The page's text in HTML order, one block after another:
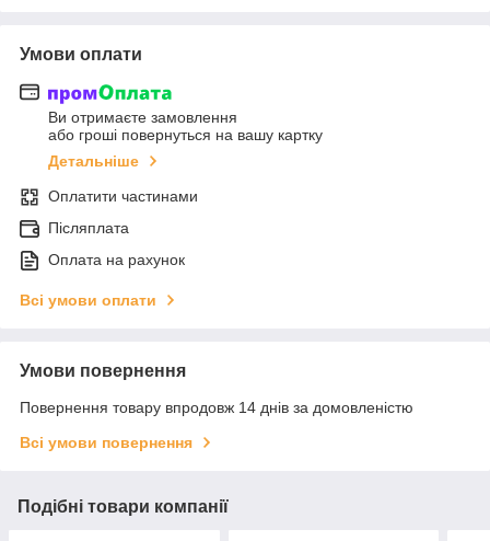
Умови оплати
Ви отримаєте замовлення
або гроші повернуться на вашу картку
Детальніше
Оплатити частинами
Післяплата
Оплата на рахунок
Всі умови оплати
Умови повернення
Повернення товару впродовж 14 днів за домовленістю
Всі умови повернення
Подібні товари компанії